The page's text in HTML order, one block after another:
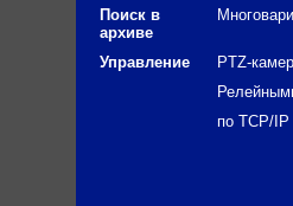
Поиск в
архиве
Управление
PTZ-
по TCP/IP